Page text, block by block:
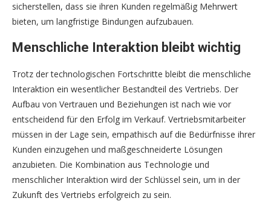
sicherstellen, dass sie ihren Kunden regelmäßig Mehrwert
bieten, um langfristige Bindungen aufzubauen.
Menschliche Interaktion bleibt wichtig
Trotz der technologischen Fortschritte bleibt die menschliche
Interaktion ein wesentlicher Bestandteil des Vertriebs. Der
Aufbau von Vertrauen und Beziehungen ist nach wie vor
entscheidend für den Erfolg im Verkauf. Vertriebsmitarbeiter
müssen in der Lage sein, empathisch auf die Bedürfnisse ihrer
Kunden einzugehen und maßgeschneiderte Lösungen
anzubieten. Die Kombination aus Technologie und
menschlicher Interaktion wird der Schlüssel sein, um in der
Zukunft des Vertriebs erfolgreich zu sein.